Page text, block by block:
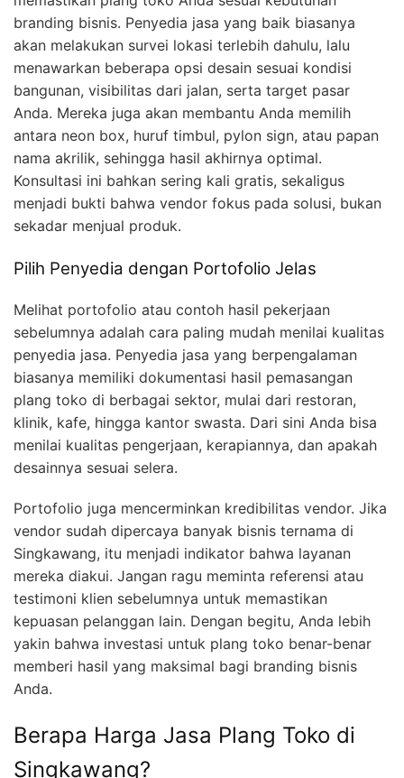
branding bisnis. Penyedia jasa yang baik biasanya
akan melakukan survei lokasi terlebih dahulu, lalu
menawarkan beberapa opsi desain sesuai kondisi
bangunan, visibilitas dari jalan, serta target pasar
Anda. Mereka juga akan membantu Anda memilih
antara neon box, huruf timbul, pylon sign, atau papan
nama akrilik, sehingga hasil akhirnya optimal.
Konsultasi ini bahkan sering kali gratis, sekaligus
menjadi bukti bahwa vendor fokus pada solusi, bukan
sekadar menjual produk.
Pilih Penyedia dengan Portofolio Jelas
Melihat portofolio atau contoh hasil pekerjaan
sebelumnya adalah cara paling mudah menilai kualitas
penyedia jasa. Penyedia jasa yang berpengalaman
biasanya memiliki dokumentasi hasil pemasangan
plang toko di berbagai sektor, mulai dari restoran,
klinik, kafe, hingga kantor swasta. Dari sini Anda bisa
menilai kualitas pengerjaan, kerapiannya, dan apakah
desainnya sesuai selera.
Portofolio juga mencerminkan kredibilitas vendor. Jika
vendor sudah dipercaya banyak bisnis ternama di
Singkawang, itu menjadi indikator bahwa layanan
mereka diakui. Jangan ragu meminta referensi atau
testimoni klien sebelumnya untuk memastikan
kepuasan pelanggan lain. Dengan begitu, Anda lebih
yakin bahwa investasi untuk plang toko benar-benar
memberi hasil yang maksimal bagi branding bisnis
Anda.
Berapa Harga Jasa Plang Toko di
Singkawang?